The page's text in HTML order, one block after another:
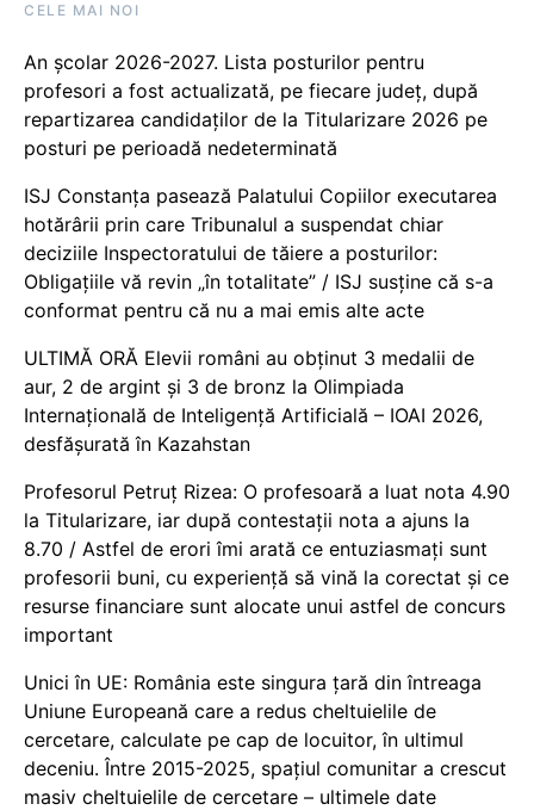
CELE MAI NOI
An școlar 2026-2027. Lista posturilor pentru
profesori a fost actualizată, pe fiecare județ, după
repartizarea candidaților de la Titularizare 2026 pe
posturi pe perioadă nedeterminată
ISJ Constanța pasează Palatului Copiilor executarea
hotărârii prin care Tribunalul a suspendat chiar
deciziile Inspectoratului de tăiere a posturilor:
Obligațiile vă revin „în totalitate” / ISJ susține că s-a
conformat pentru că nu a mai emis alte acte
ULTIMĂ ORĂ Elevii români au obținut 3 medalii de
aur, 2 de argint și 3 de bronz la Olimpiada
Internațională de Inteligență Artificială – IOAI 2026,
desfășurată în Kazahstan
Profesorul Petruț Rizea: O profesoară a luat nota 4.90
la Titularizare, iar după contestații nota a ajuns la
8.70 / Astfel de erori îmi arată ce entuziasmați sunt
profesorii buni, cu experiență să vină la corectat și ce
resurse financiare sunt alocate unui astfel de concurs
important
Unici în UE: România este singura țară din întreaga
Uniune Europeană care a redus cheltuielile de
cercetare, calculate pe cap de locuitor, în ultimul
deceniu. Între 2015-2025, spațiul comunitar a crescut
masiv cheltuielile de cercetare – ultimele date